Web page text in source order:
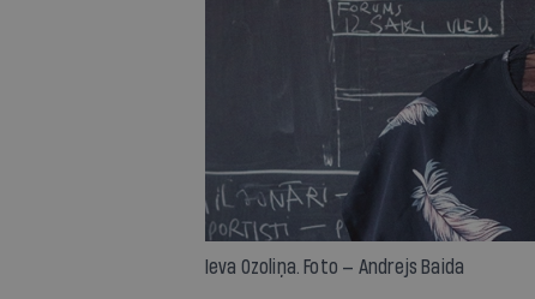
Ieva Ozoliņa. Foto — Andrejs Baida